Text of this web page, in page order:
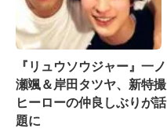
『リュウソウジャー』一ノ
瀬颯＆岸田タツヤ、新特撮
ヒーローの仲良しぶりが話
題に